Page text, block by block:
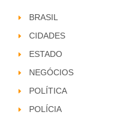
BRASIL
CIDADES
ESTADO
NEGÓCIOS
POLÍTICA
POLÍCIA